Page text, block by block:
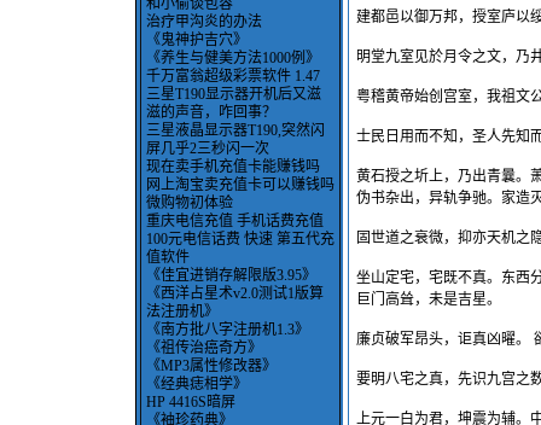
和小偷谈包容
治疗甲沟炎的办法
《鬼神护吉穴》
《养生与健美方法1000例》
千万富翁超级彩票软件 1.47
三星T190显示器开机后又滋
滋的声音，咋回事？
三星液晶显示器T190,突然闪
屏几乎2三秒闪一次
现在卖手机充值卡能赚钱吗
网上淘宝卖充值卡可以赚钱吗
微购物初体验
重庆电信充值 手机话费充值
100元电信话费 快速 第五代充
值软件
《佳宜进销存解限版3.95》
《西洋占星术v2.0测试1版算
法注册机》
《南方批八字注册机1.3》
《祖传治癌奇方》
《MP3属性修改器》
《经典痣相学》
HP 4416S暗屏
《袖珍药典》
建都邑以御万邦，授室庐以
明堂九室见於月令之文，乃
粤稽黄帝始创宫室，我祖文
士民日用而不知，圣人先知
黄石授之圻上，乃出青曩。
伪书杂出，异轨争驰。家造
固世道之衰微，抑亦天机之
坐山定宅，宅既不真。东西
巨门高耸，未是吉星。
廉贞破军昂头，讵真凶曜。
要明八宅之真，先识九宫之
上元一白为君，坤震为辅。